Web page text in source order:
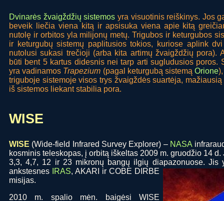
Dvinarės žvaigždžių sistemos yra visuotinis reiškinys. Jos
beveik liečia viena kitą ir apsisuka viena apie kitą
nutolę ir orbitos yla milijonų metų. Trigubos ir keturgubos
ir keturgubų sistemų paplitusios tokios, kuriose aplink
nutolusi sukasi trečioji (arba kita artimų žvaigždžių pora).
būti bent 5 kartus didesnis nei tarp arti sugludusios poros.
yra vadinamos Trapezium (pagal keturgubą sistemąOrione
triguboje sistemoje visos trys žvaigždės suartėja,
iš sistemos liekant stabilia pora.
WISE
WISE (Wide-field Infrared Survey Explorer) – NASA
kosminis teleskopas, į orbitą iškeltas 2009 m. gruodžio 14
3,3, 4,7, 12 ir 23 mikronų bangų ilgių diapazonuose. Jis
ankstesnes
IRAS, AKARI ir COBE DIRBE
misijas.
2010 m. spalio mėn. baigėsi WISE